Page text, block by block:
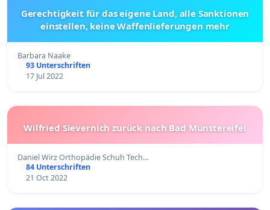
Gerechtigkeit für das eigene Land, alle Sanktionen
einstellen, keine Waffenlieferungen mehr
Barbara Naake
93 Unterschriften
17 Jul 2022
Wilfried Sievernich zurück nach Bad Münstereifel
Daniel Wirz Orthopädie Schuh Tech…
84 Unterschriften
21 Oct 2022